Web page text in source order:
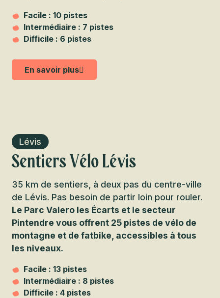
Facile : 10 pistes
Intermédiaire : 7 pistes
Difficile : 6 pistes
En savoir plus
Lévis
Sentiers Vélo Lévis
35 km de sentiers, à deux pas du centre-ville
de Lévis. Pas besoin de partir loin pour rouler.
Le Parc Valero les Écarts et le secteur
Pintendre vous offrent 25 pistes de vélo de
montagne et de fatbike, accessibles à tous
les niveaux.
Facile : 13 pistes
Intermédiaire : 8 pistes
Difficile : 4 pistes